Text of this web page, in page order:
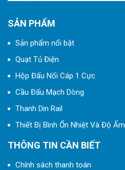
SẢN PHẨM
Sản phẩm nổi bật
Quạt Tủ Điện
Hộp Đấu Nối Cáp 1 Cực
Cầu Đấu Mạch Dòng
Thanh Din Rail
Thiết Bị Bình Ổn Nhiệt Và Độ Ẩm
THÔNG TIN CẦN BIẾT
Chính sách thanh toán